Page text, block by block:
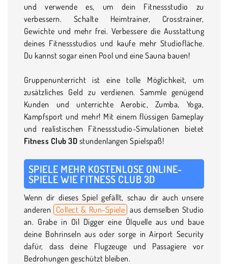
und verwende es, um dein Fitnessstudio zu
verbessern. Schalte Heimtrainer, Crosstrainer,
Gewichte und mehr frei. Verbessere die Ausstattung
deines Fitnessstudios und kaufe mehr Studiofläche.
Du kannst sogar einen Pool und eine Sauna bauen!
Gruppenunterricht ist eine tolle Möglichkeit, um
zusätzliches Geld zu verdienen. Sammle genügend
Kunden und unterrichte Aerobic, Zumba, Yoga,
Kampfsport und mehr! Mit einem flüssigen Gameplay
und realistischen Fitnessstudio-Simulationen bietet
Fitness Club 3D stundenlangen Spielspaß!
SPIELE MEHR KOSTENLOSE ONLINE-
SPIELE WIE FITNESS CLUB 3D
Wenn dir dieses Spiel gefällt, schau dir auch unsere
anderen Collect & Run-Spiele aus demselben Studio
an. Grabe in Oil Digger eine Ölquelle aus und baue
deine Bohrinseln aus oder sorge in Airport Security
dafür, dass deine Flugzeuge und Passagiere vor
Bedrohungen geschützt bleiben.